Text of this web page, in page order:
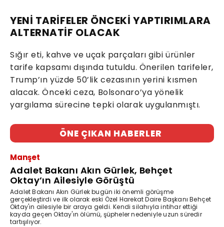
YENİ TARİFELER ÖNCEKİ YAPTIRIMLARA
ALTERNATİF OLACAK
Sığır eti, kahve ve uçak parçaları gibi ürünler
tarife kapsamı dışında tutuldu. Önerilen tarifeler,
Trump’ın yüzde 50’lik cezasının yerini kısmen
alacak. Önceki ceza, Bolsonaro’ya yönelik
yargılama sürecine tepki olarak uygulanmıştı.
ÖNE ÇIKAN HABERLER
Manşet
Adalet Bakanı Akın Gürlek, Behçet
Oktay’ın Ailesiyle Görüştü
Adalet Bakanı Akın Gürlek bugün iki önemli görüşme
gerçekleştirdi ve ilk olarak eski Özel Harekat Daire Başkanı Behçet
Oktay'ın ailesiyle bir araya geldi. Kendi silahıyla intihar ettiği
kayda geçen Oktay'ın ölümü, şüpheler nedeniyle uzun süredir
tartışılıyor.